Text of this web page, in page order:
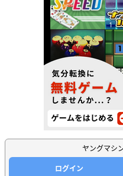
ヤングマシ
ログイン